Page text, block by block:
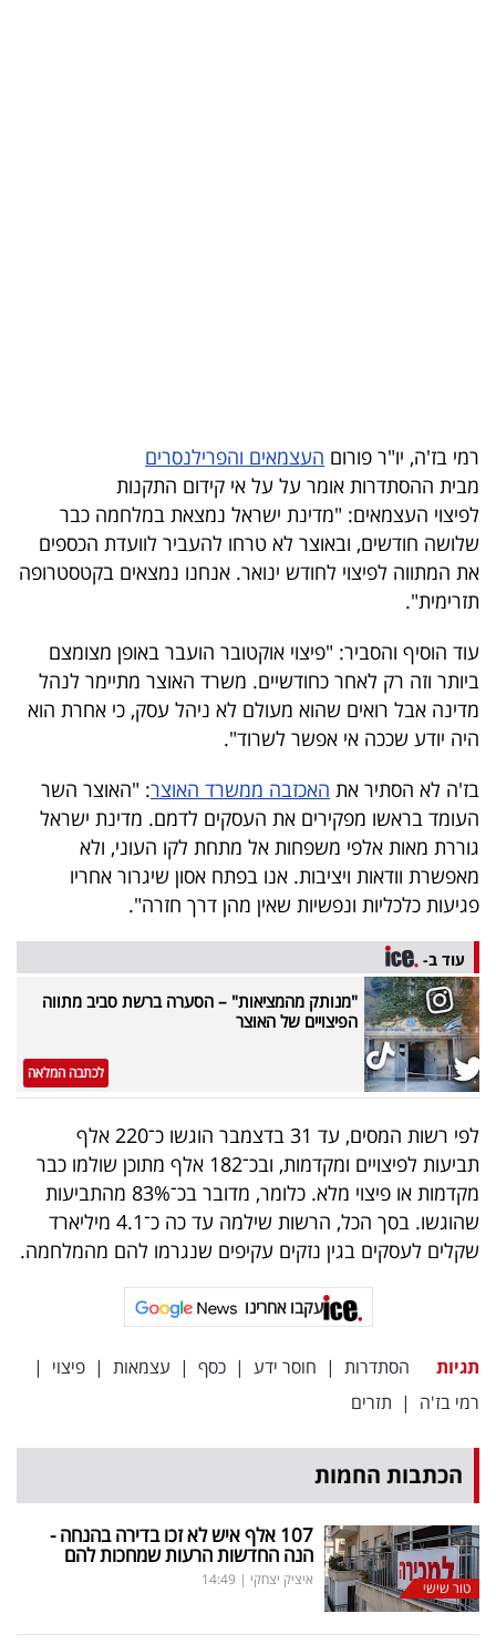
המילון
הכלכלי
פודקאסט
40
UNDER
40
פעולה
דרושים
ניוזלטרים
מייל
אדום
פרסמו
באייס
עקבו
רמי בז'ה, יו"ר פורום העצמאים והפרילנסרים
מבית ההסתדרות אומר על על אי קידום התקנות
לפיצוי העצמאים: "מדינת ישראל נמצאת במלחמה כבר
שלושה חודשים, ובאוצר לא טרחו להעביר לוועדת הכספים
את המתווה לפיצוי לחודש ינואר. אנחנו נמצאים בקטסטרופה
תזרימית".
עוד הוסיף והסביר: "פיצוי אוקטובר הועבר באופן מצומצם
ביותר וזה רק לאחר כחודשיים. משרד האוצר מתיימר לנהל
מדינה אבל רואים שהוא מעולם לא ניהל עסק, כי אחרת הוא
היה יודע שככה אי אפשר לשרוד".
בז'ה לא הסתיר את האכזבה ממשרד האוצר: "האוצר השר
העומד בראשו מפקירים את העסקים לדמם. מדינת ישראל
גוררת מאות אלפי משפחות אל מתחת לקו העוני, ולא
מאפשרת וודאות ויציבות. אנו בפתח אסון שיגרור אחריו
פגיעות כלכליות ונפשיות שאין מהן דרך חזרה".
עוד ב-
"מנותק מהמציאות" – הסערה ברשת סביב מתווה
הפיצויים של האוצר
לכתבה המלאה
לפי רשות המסים, עד 31 בדצמבר הוגשו כ־220 אלף
תביעות לפיצויים ומקדמות, ובכ־182 אלף מתוכן שולמו כבר
מקדמות או פיצוי מלא. כלומר, מדובר בכ־83% מהתביעות
שהוגשו. בסך הכל, הרשות שילמה עד כה כ־4.1 מיליארד
שקלים לעסקים בגין נזקים עקיפים שנגרמו להם מהמלחמה.
עקבו אחרינו
תגיות הסתדרות | חוסר ידע | כסף | עצמאות | פיצוי |
רמי בז'ה | תזרים
הכתבות החמות
טור שישי
107 אלף איש לא זכו בדירה בהנחה -
הנה החדשות הרעות שמחכות להם
איציק יצחקי |
14:49